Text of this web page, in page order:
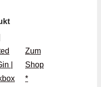
|
Zum
Shop
*